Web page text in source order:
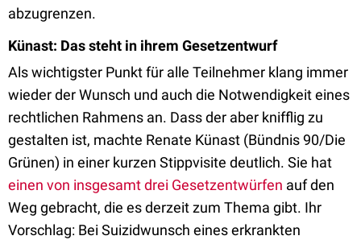
abzugrenzen.
Künast: Das steht in ihrem Gesetzentwurf
Als wichtigster Punkt für alle Teilnehmer klang immer
wieder der Wunsch und auch die Notwendigkeit eines
rechtlichen Rahmens an. Dass der aber knifflig zu
gestalten ist, machte Renate Künast (Bündnis 90/Die
Grünen) in einer kurzen Stippvisite deutlich. Sie hat
einen von insgesamt drei Gesetzentwürfen auf den
Weg gebracht, die es derzeit zum Thema gibt. Ihr
Vorschlag: Bei Suizidwunsch eines erkrankten